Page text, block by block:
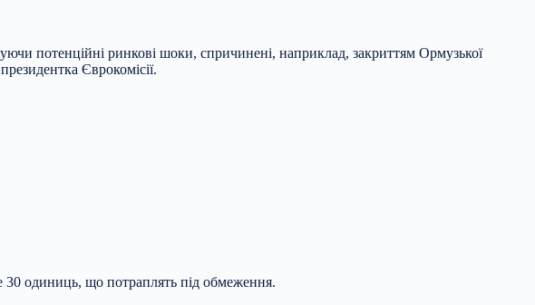
потенційні ринкові шоки, спричинені, наприклад, закриттям Ормузької
Єврокомісії.
30 одиниць, що потраплять під обмеження.